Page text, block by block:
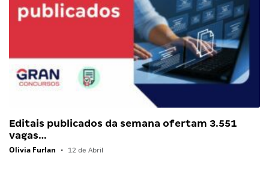
Editais publicados da semana ofertam 3.551
vagas…
Olivia Furlan • 12 de Abril